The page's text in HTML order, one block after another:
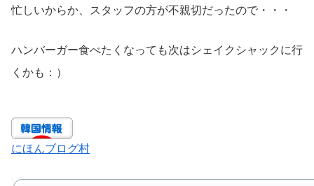
忙しいからか、スタッフの方が不親切だったので・・・
ハンバーガー食べたくなっても次はシェイクシャックに行
くかも：）
にほんブログ村